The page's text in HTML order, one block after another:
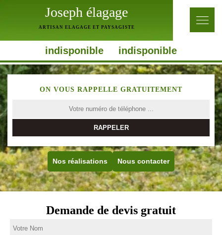
Joseph élagage
ARTISAN ELAGAGE ET PAYSAGISTE
indisponible indisponible
ON VOUS RAPPELLE GRATUITEMENT
Nos réalisations Nous contacter
Demande de devis gratuit